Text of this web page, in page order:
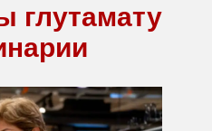
глутамату